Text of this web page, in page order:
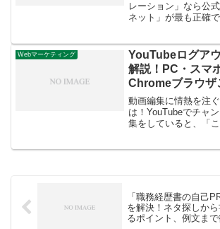
レーション」なら公
ネット」が最も正確
便の見方も含め、あ
を計算し、老後資金
を徹底解説します。
Webマーケティング
YouTubeログア
解説！PC・スマ
Chromeブラウザ
カウント切り替え
動画編集に情熱を注
は！YouTubeでチャ
集をしていると、「
ログアウトしたいな
に切り替えたいけど
「職務経歴書の自己
を解決！ネタ探しか
るポイント、例文ま